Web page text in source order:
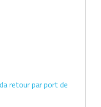
retour par port de